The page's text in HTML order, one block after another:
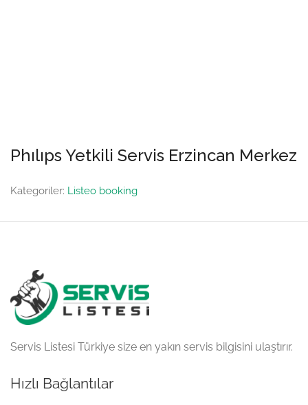
Phılıps Yetkili Servis Erzincan Merkez
Kategoriler: Listeo booking
Servis Listesi Türkiye size en yakın servis bilgisini ulaştırır.
Hızlı Bağlantılar